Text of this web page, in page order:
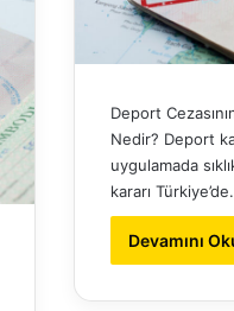
Deport
Nedir? Deport
uygulamada
kararı
Devamını